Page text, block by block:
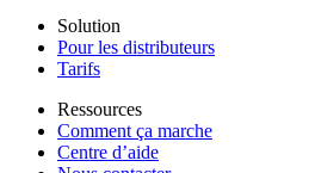
Solution
Pour les distributeurs
Tarifs
Ressources
Comment ça marche
Centre d’aide